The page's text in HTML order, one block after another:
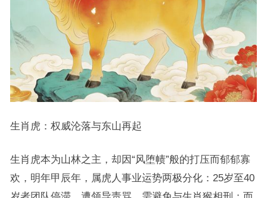
生肖虎：权威沦落与东山再起
生肖虎本为山林之主，却因“风堕帻”般的打压而郁郁寡
欢，明年甲辰年，属虎人事业运势两极分化：25岁至40